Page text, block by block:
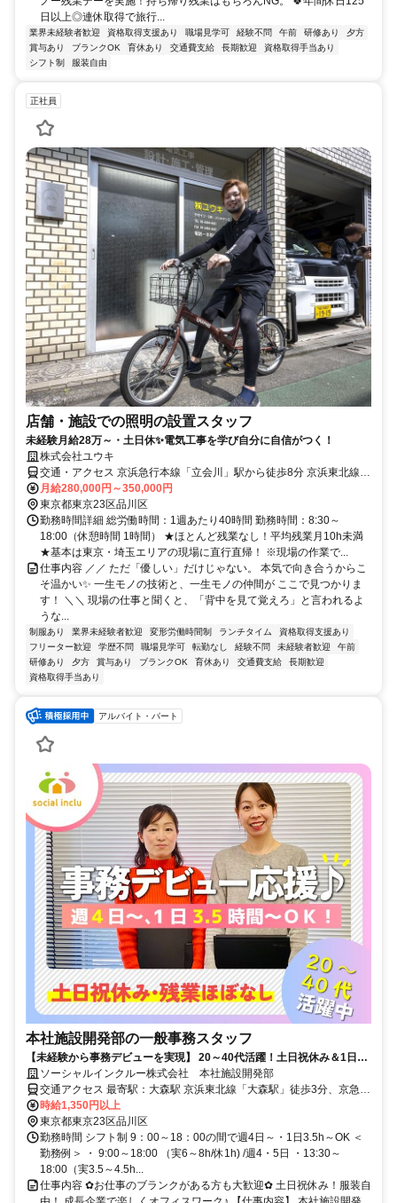
日以上◎連休取得で旅行...
業界未経験者歓迎 資格取得支援あり 職場見学可 経験不問 午前 研修あり
夕方
賞与あり
ブランクOK 育休あり 交通費支給 長期歓迎
資格取得手当あり
シフト制
服装自由
正社員
店舗・施設での照明の設置スタッフ
未経験月給28万～・土日休✨電気工事を学び自分に自信がつく！
株式会社ユウキ
交通・アクセス 京浜急行本線「立会川」駅から徒歩8分 京浜東北線
「大森」駅から徒歩14分
月給280,000円～350,000円
東京都東京23区品川区
勤務時間詳細 総労働時間：1週あたり40時間 勤務時間：8:30～
18:00（休憩時間 1時間） ★ほとんど残業なし！平均残業月10h未満
★基本は東京・埼玉エリアの現場に直行直帰！ ※現場の作業で...
仕事内容 ／／ ただ「優しい」だけじゃない。 本気で向き合うからこ
そ温かい✨ 一生モノの技術と、一生モノの仲間が ここで見つかりま
す！ ＼＼ 現場の仕事と聞くと、「背中を見て覚えろ」と言われるよ
うな...
制服あり 業界未経験者歓迎 変形労働時間制 ランチタイム
資格取得支援あり
フリーター歓迎
学歴不問 職場見学可 転勤なし 経験不問 未経験者歓迎
午前
研修あり
夕方 賞与あり ブランクOK 育休あり 交通費支給
長期歓迎
資格取得手当あり
アルバイト・パート
本社施設開発部の一般事務スタッフ
【未経験から事務デビューを実現】 20～40代活躍！土日祝休み＆1日
3.5h～OK！服装自由◎
ソーシャルインクルー株式会社 本社施設開発部
交通アクセス 最寄駅：大森駅 京浜東北線「大森駅」徒歩3分、京急本
線「大森海岸駅」徒歩7分 【アクセス便利！】 大森（東京都）駅3分
大森海岸駅7分 立会川駅19分 平和島駅21分 西大井駅26分 大井競馬場
前駅27分 馬込駅28分 大井町駅26分 大森町駅27分 鮫洲駅30分
時給1,350円以上
東京都東京23区品川区
勤務時間 シフト制 9：00～18：00の間で週4日～・1日3.5h～OK ＜
勤務例＞ ・ 9:00～18:00 （実6～8h/休1h) /週4・5日 ・13:30～
18:00（実3.5～4.5h...
仕事内容 ✿お仕事のブランクがある方も大歓迎✿ 土日祝休み！服装自